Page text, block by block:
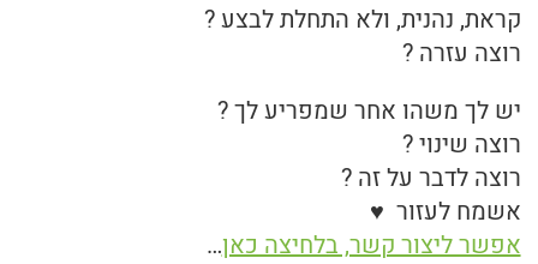
קראת, נהנית, ולא התחלת לבצע ?
רוצה עזרה ?
יש לך משהו אחר שמפריע לך ?
רוצה שינוי ?
רוצה לדבר על זה ?
אשמח לעזור ♥
אפשר ליצור קשר, בלחיצה כאן…